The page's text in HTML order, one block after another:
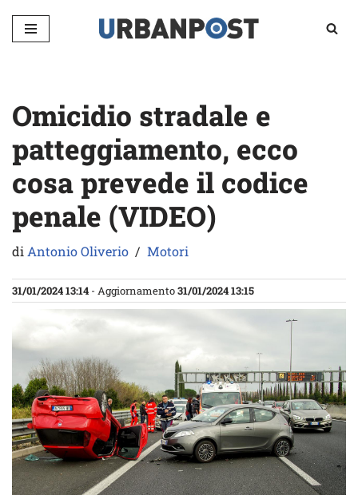
Vai
Omicidio stradale e
patteggiamento, ecco
cosa prevede il codice
penale (VIDEO)
diAntonio Oliverio Motori
31/01/2024 13:14 - Aggiornamento31/01/2024 13:15